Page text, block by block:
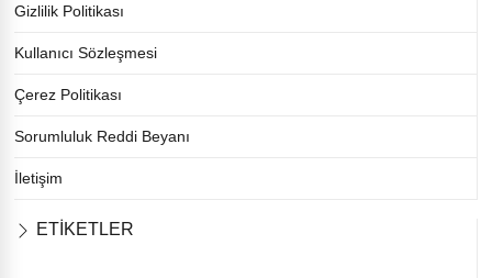
Gizlilik Politikası
Kullanıcı Sözleşmesi
Çerez Politikası
Sorumluluk Reddi Beyanı
İletişim
ETİKETLER